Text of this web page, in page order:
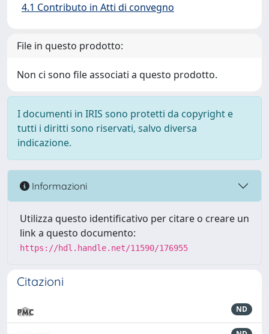
4.1 Contributo in Atti di convegno
File in questo prodotto:
Non ci sono file associati a questo prodotto.
I documenti in IRIS sono protetti da copyright e
tutti i diritti sono riservati, salvo diversa
indicazione.
Informazioni
Utilizza questo identificativo per citare o creare un
link a questo documento:
https://hdl.handle.net/11590/176955
Citazioni
ND